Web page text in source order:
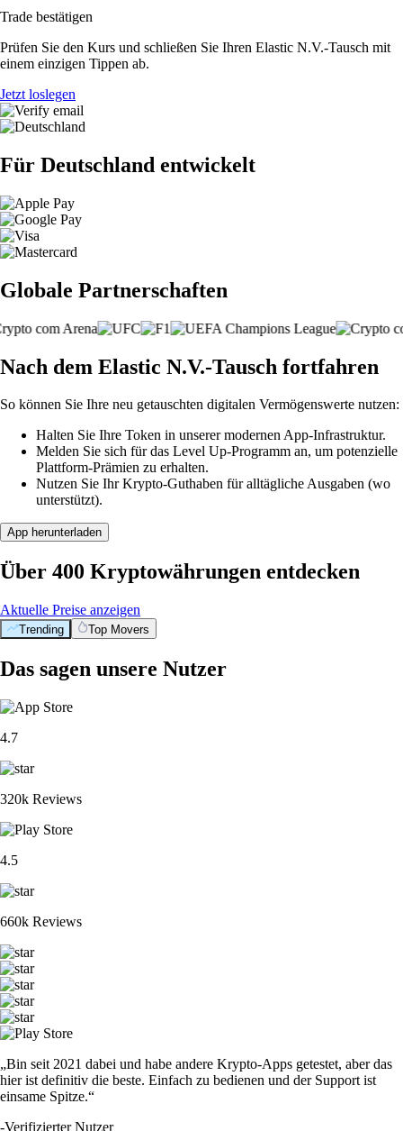
Trade bestätigen
Prüfen Sie den Kurs und schließen Sie Ihren Elastic N.V.-Tausch mit
einem einzigen Tippen ab.
Jetzt loslegen
Für Deutschland entwickelt
Globale Partnerschaften
Nach dem Elastic N.V.-Tausch fortfahren
So können Sie Ihre neu getauschten digitalen Vermögenswerte nutzen:
Halten Sie Ihre Token in unserer modernen App-Infrastruktur.
Melden Sie sich für das Level Up-Programm an, um potenzielle
Plattform-Prämien zu erhalten.
Nutzen Sie Ihr Krypto-Guthaben für alltägliche Ausgaben (wo
unterstützt).
App herunterladen
Über 400 Kryptowährungen entdecken
Aktuelle Preise anzeigen
Trending Top Movers
Das sagen unsere Nutzer
4.7
320k Reviews
4.5
660k Reviews
„Bin seit 2021 dabei und habe andere Krypto-Apps getestet, aber das
hier ist definitiv die beste. Einfach zu bedienen und der Support ist
einsame Spitze.“
-Verifizierter Nutzer